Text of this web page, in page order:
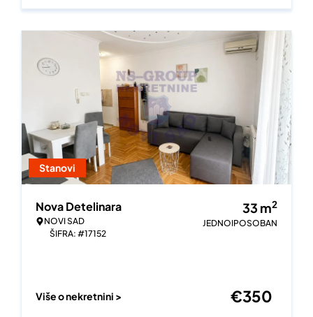
Stanovi
Nova Detelinara
NOVI SAD
ŠIFRA: #17152
33 m2
JEDNOIPOSOBAN
Više o nekretnini > €350